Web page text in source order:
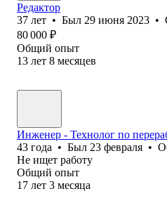
Редактор
37 лет • Был 29 июня 2023 •
80 000 ₽
Общий опыт
13 лет 8 месяцев
Инженер - Технолог по
43 года • Был 23 февраля •
Не ищет работу
Общий опыт
17 лет 3 месяца